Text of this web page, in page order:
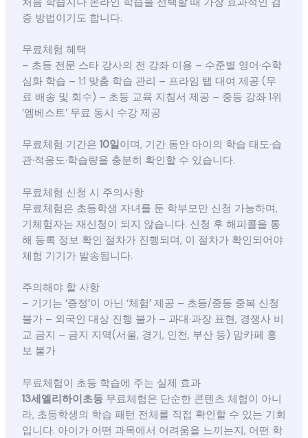
증 방법이기도 합니다.
무료체험 혜택
– 초등 전문 스타 강사의 전 강좌 이용 – 수준별 영어·수학
심화 학습 – 1:1 맞춤 학습 관리 – 프라임 탭 대여 제공 (무
료 배송 및 회수) – 초등 교육 지침서 제공 – 중등 강좌 1위
‘엠베스트’ 무료 동시 수강 제공
무료체험 기간은 10일이며, 기간 동안 아이의 학습 태도·습
관·적응도·학습량을 충분히 확인할 수 있습니다.
무료체험 신청 시 주의사항
무료체험은 초등학생 자녀를 둔 학부모만 신청 가능하며,
기체험자는 재신청이 되지 않습니다. 신청 후 해피콜을 통
해 등록 정보 확인 절차가 진행되며, 이 절차가 확인되어야
체험 기기가 발송됩니다.
주의해야 할 사항
– 기기는 ‘증정’이 아닌 ‘체험’ 제공 – 초등/중등 중복 신청
불가 – 외국인 대상 진행 불가 – 과대·과장 표현, 경쟁사 비
교 금지 – 금지 지역(서울, 경기, 인천, 부산 등) 맘카페 홍
보 불가
무료체험이 초등 학습에 주는 실제 효과
13세엘리하이초등무료체험은 단순한 콘텐츠 체험이 아니
라, 초등학생의 학습 패턴 전체를 직접 확인할 수 있는 기회
입니다. 아이가 어떤 과목에서 어려움을 느끼는지, 어떤 학